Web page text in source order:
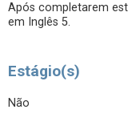
Após completarem
em Inglês 5.
Estágio(s)
Não